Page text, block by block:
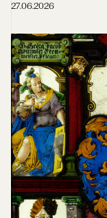
27.06.2026